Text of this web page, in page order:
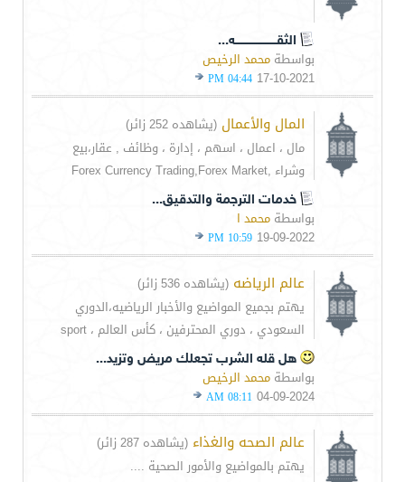
الثقـــــــــــــــــــــــه...
بواسطة محمد الرخيص
17-10-2021
04:44 PM
المال والأعمال (يشاهده 252 زائر)
مال ، اعمال ، اسهم ، إدارة ، وظائف , عقار،بيع
وشراء ,Forex Currency Trading,Forex Market
خدمات الترجمة والتدقيق...
بواسطة محمد ا
19-09-2022
10:59 PM
عالم الرياضه (يشاهده 536 زائر)
يهتم بجميع المواضيع والأخبار الرياضيه،الدوري
السعودي ، دوري المحترفين ، كأس العالم ، sport
هل قله الشرب تجعلك مريض وتزيد...
بواسطة محمد الرخيص
04-09-2024
08:11 AM
عالم الصحه والغذاء (يشاهده 287 زائر)
يهتم بالمواضيع والأمور الصحية ....